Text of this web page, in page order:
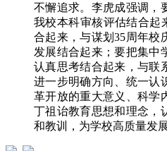
不懈追求。李虎成强调，
我校本科审核评估结合起
合起来，与谋划35周年校
发展结合起来；要把集中
认真思考结合起来，与联
进一步明确方向、统一认
革开放的重大意义、科学
丁祖诒教育思想和理念，
和教训，为学校高质量发